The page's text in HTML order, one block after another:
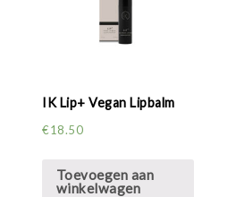
IK Lip+ Vegan Lipbalm
€18.50
Toevoegen aan
winkelwagen